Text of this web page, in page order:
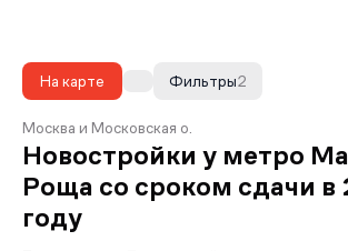
На карте 2
Фильтры
Москва и Московская о.
Новостройки у метро
Роща со сроком сдачи в
году